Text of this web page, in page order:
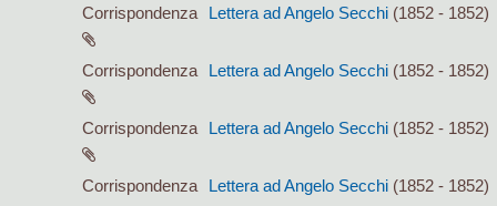
Corrispondenza
Lettera ad Angelo Secchi (1852 - 1852)
Corrispondenza Lettera ad Angelo Secchi (1852 - 1852)
Corrispondenza Lettera ad Angelo Secchi (1852 - 1852)
Corrispondenza Lettera ad Angelo Secchi (1852 - 1852)